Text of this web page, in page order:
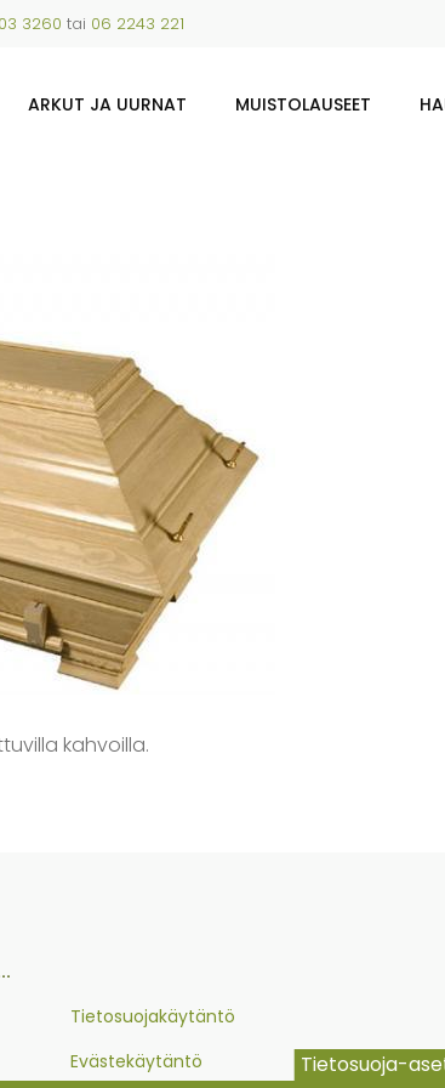
3260 tai 06 2243 221
ARKUT JA UURNAT MUISTOLAUSEET
kahvoilla.
Tietosuojakäytäntö
Evästekäytäntö
Tietosuoja-